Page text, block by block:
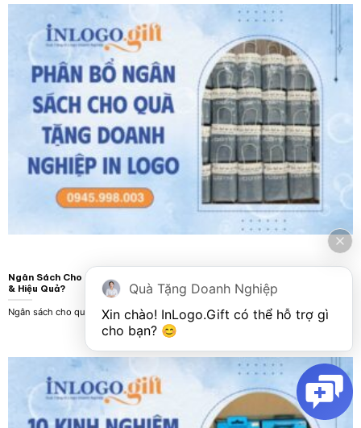
Ngân Sách Cho Quà Tặng Doanh Nghiệp: Phân bổ Bao Nhiêu Là Hợp Lý
& Hiệu Quả?
Ngân sách cho quà tặng doanh nghiệp là khoản đầu tư chiến lược, trực tiếp [...]
Quà Tặng Doanh Nghiệp
Xin chào! InLogo.Gift có thể hỗ trợ gì
cho bạn? 😊